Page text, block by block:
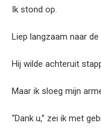
Ik stond op.
Liep langzaam naar
Hij wilde achteruit
Maar ik sloeg mijn
“Dank u,” zei ik met